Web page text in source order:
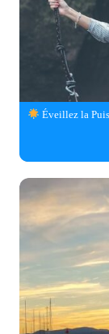
Éveillez la